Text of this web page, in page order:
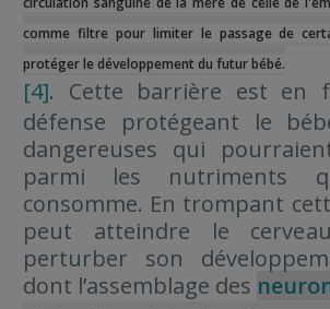
comme filtre pour limiter le passage de
protéger le développement du futur bébé.
[4]. Cette barrière est en
défense protégeant le
dangereuses qui
parmi les nutriments
consomme. En trompant
peut atteindre le
perturber son
dont l’assemblage des